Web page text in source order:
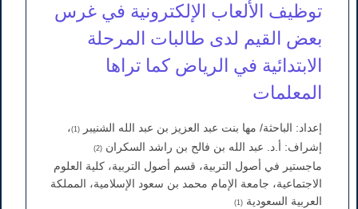
توظيف الألعاب الإلكترونية في غرس
بعض القيم لدى طالبات المرحلة
الابتدائية في الرياض كما تراها
المعلمات
إعداد: الباحثة/ مها بنت عبد العزيز بن عبد الله الشنيبر (1)
،
إشراف: أ.د. عبد الله بن فالح بن راشد السكران (2)
ماجستير في أصول التربية، قسم أصول التربية، كلية العلوم
الاجتماعية، جامعة الإمام محمد بن سعود الإسلامية، المملكة
العربية السعودية (1)